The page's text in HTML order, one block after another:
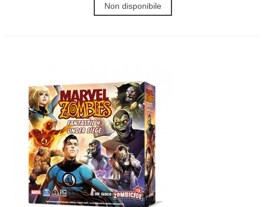
Non disponibile